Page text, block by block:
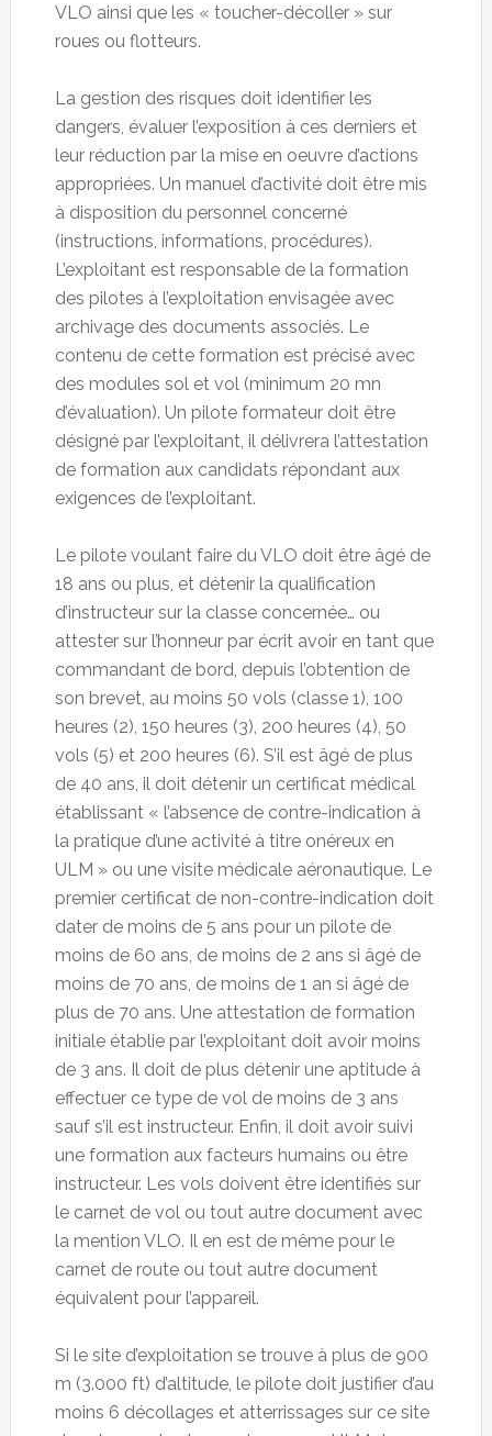
VLO ainsi que les « toucher-décoller » sur
roues ou flotteurs.
La gestion des risques doit identifier les
dangers, évaluer l’exposition à ces derniers et
leur réduction par la mise en oeuvre d’actions
appropriées. Un manuel d’activité doit être mis
à disposition du personnel concerné
(instructions, informations, procédures).
L’exploitant est responsable de la formation
des pilotes à l’exploitation envisagée avec
archivage des documents associés. Le
contenu de cette formation est précisé avec
des modules sol et vol (minimum 20 mn
d’évaluation). Un pilote formateur doit être
désigné par l’exploitant, il délivrera l’attestation
de formation aux candidats répondant aux
exigences de l’exploitant.
Le pilote voulant faire du VLO doit être âgé de
18 ans ou plus, et détenir la qualification
d’instructeur sur la classe concernée… ou
attester sur l’honneur par écrit avoir en tant que
commandant de bord, depuis l’obtention de
son brevet, au moins 50 vols (classe 1), 100
heures (2), 150 heures (3), 200 heures (4), 50
vols (5) et 200 heures (6). S’il est âgé de plus
de 40 ans, il doit détenir un certificat médical
établissant « l’absence de contre-indication à
la pratique d’une activité à titre onéreux en
ULM » ou une visite médicale aéronautique. Le
premier certificat de non-contre-indication doit
dater de moins de 5 ans pour un pilote de
moins de 60 ans, de moins de 2 ans si âgé de
moins de 70 ans, de moins de 1 an si âgé de
plus de 70 ans. Une attestation de formation
initiale établie par l’exploitant doit avoir moins
de 3 ans. Il doit de plus détenir une aptitude à
effectuer ce type de vol de moins de 3 ans
sauf s’il est instructeur. Enfin, il doit avoir suivi
une formation aux facteurs humains ou être
instructeur. Les vols doivent être identifiés sur
le carnet de vol ou tout autre document avec
la mention VLO. Il en est de même pour le
carnet de route ou tout autre document
équivalent pour l’appareil.
Si le site d’exploitation se trouve à plus de 900
m (3.000 ft) d’altitude, le pilote doit justifier d’au
moins 6 décollages et atterrissages sur ce site